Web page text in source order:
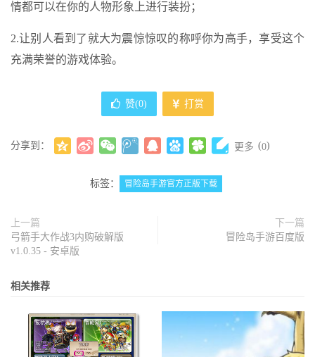
情都可以在你的人物形象上进行装扮；
2.让别人看到了就大为震惊惊叹的称呼你为高手，享受这个
充满荣誉的游戏体验。
赞(0) 打赏
分享到： 更多 (0)
标签： 冒险岛手游官方正版下载
上一篇
弓箭手大作战3内购破解版
v1.0.35 - 安卓版
下一篇
冒险岛手游百度版
相关推荐